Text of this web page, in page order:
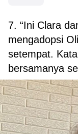
7. “Ini Clara
mengadopsi
setempat.
bersamanya